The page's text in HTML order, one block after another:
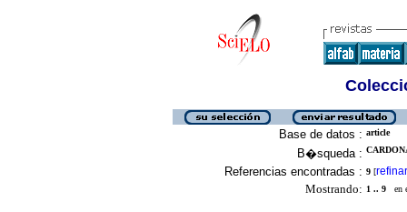
Base de datos : article
B�squeda :
Referencias encontradas : 9 [refinar
Mostrando: 1 .. 9 en